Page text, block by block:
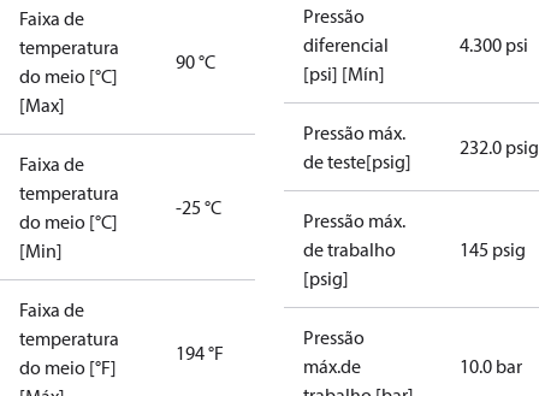
Faixa de
temperatura
do meio [°C]
[Max]
90 °C
Faixa de
temperatura
do meio [°C]
[Min]
-25 °C
Faixa de
temperatura
do meio [°F]
194 °F
Pressão
diferencial
[psi] [Mín]
4.300 psi
Pressão máx.
de teste[psig]
232.0 psig
Pressão máx.
de trabalho
[psig]
145 psig
Pressão
máx.de
10.0 bar